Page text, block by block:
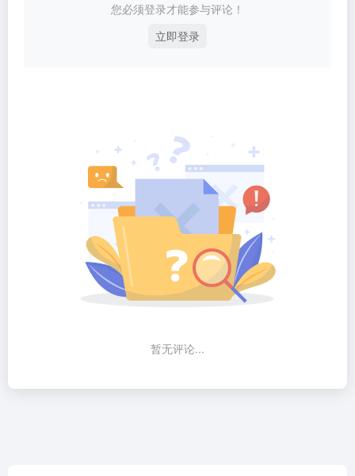
您必须登录才能参与评论！
立即登录
暂无评论...